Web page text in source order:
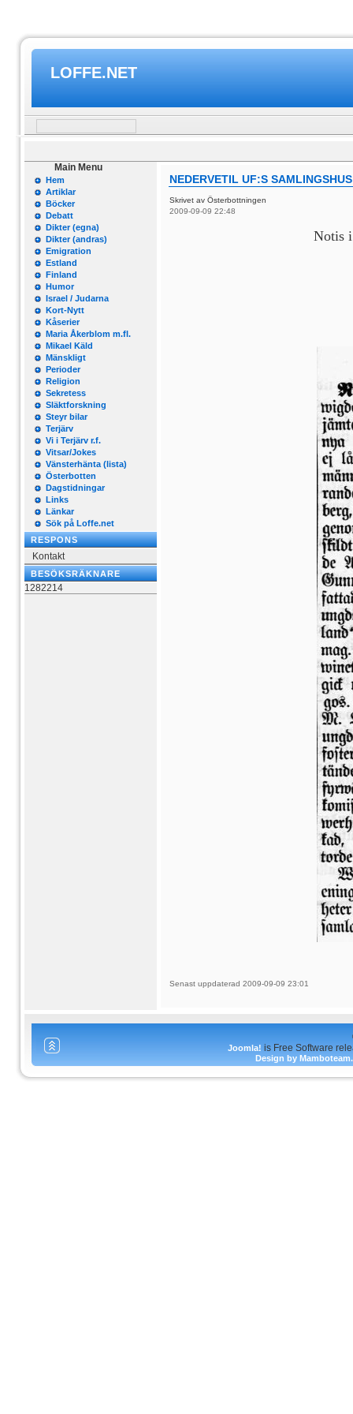
LOFFE.NET
Main Menu
Hem
Artiklar
Böcker
Debatt
Dikter (egna)
Dikter (andras)
Emigration
Estland
Finland
Humor
Israel / Judarna
Kort-Nytt
Kåserier
Maria Åkerblom m.fl.
Mikael Käld
Mänskligt
Perioder
Religion
Sekretess
Släktforskning
Steyr bilar
Terjärv
Vi i Terjärv r.f.
Vitsar/Jokes
Vänsterhänta (lista)
Österbotten
Dagstidningar
Links
Länkar
Sök på Loffe.net
RESPONS
Kontakt
BESÖKSRÄKNARE
1282214
NEDERVETIL UF:S
Skrivet av Österbottningen
2009-09-09 22:48
Notis
Senast uppdaterad 2009-09-09 23:01
Joomla! is Free Software
Design by